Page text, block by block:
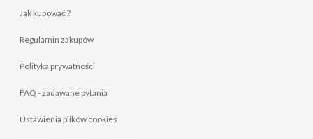
Komplet pościeli 160x200 bawełniana niebieska 1436
Jak kupować ?
Regulamin zakupów
Polityka prywatności
FAQ - zadawane pytania
Ustawienia plików cookies